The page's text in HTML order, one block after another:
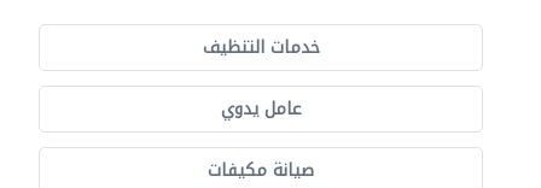
خدمات التنظيف
عامل يدوي
صيانة مكيفات